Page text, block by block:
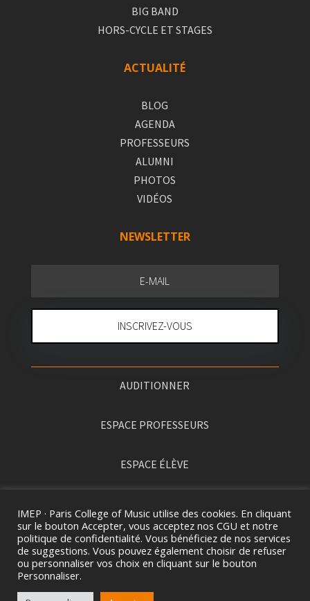
BIG BAND
HORS-CYCLE ET STAGES
ACTUALITÉ
BLOG
AGENDA
PROFESSEURS
ALUMNI
PHOTOS
VIDÉOS
NEWSLETTER
INSCRIVEZ-VOUS
AUDITIONNER
ESPACE PROFESSEURS
ESPACE ÉLÈVE
IMEP · Paris College of Music utilise des cookies. En cliquant
sur le bouton Accepter, vous acceptez nos CGU et notre
politique de confidentialité. Vous bénéficiez de nos services
de suggestions. Vous pouvez également choisir de refuser
ou personnaliser vos choix en cliquant sur le bouton
Personnaliser.